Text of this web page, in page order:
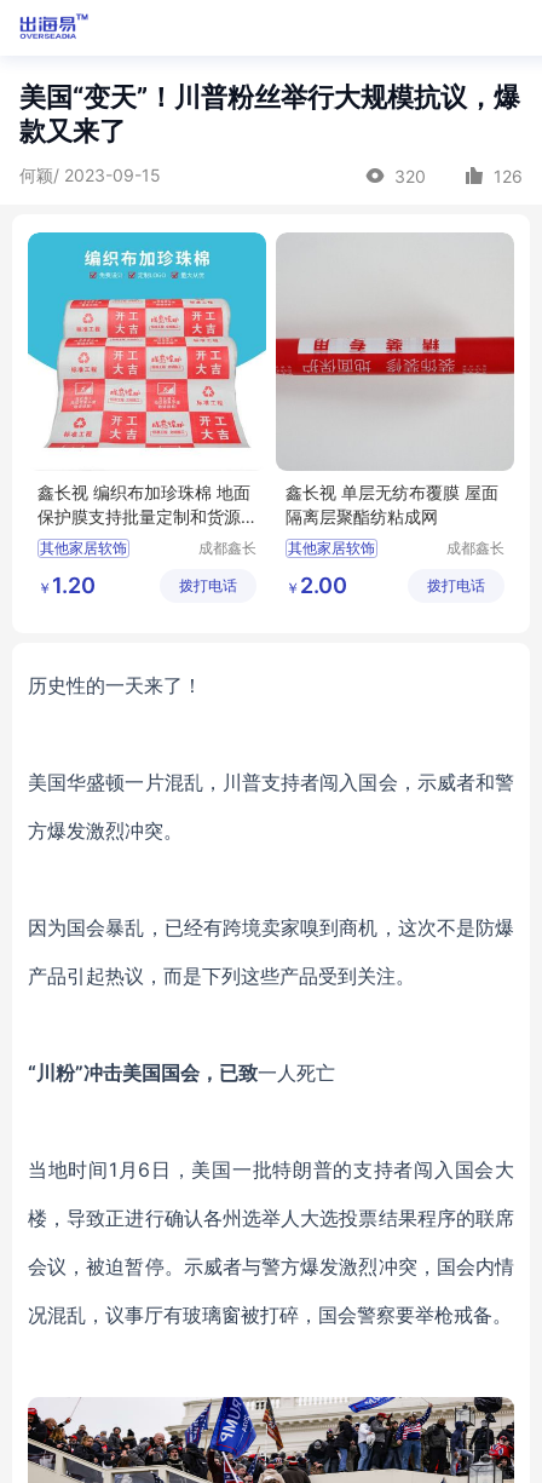
美国“变天”！川普粉丝举行大规模抗议，爆
款又来了
何颖/ 2023-09-15 320 126
鑫长视 编织布加珍珠棉 地面
保护膜支持批量定制和货源
充足
其他家居软饰
成都鑫长
料有限公
￥ 1.20 拨打电话
鑫长视 单层无纺布覆膜 屋面
隔离层聚酯纺粘成网
其他家居软饰
成都鑫长
料有限公
￥ 2.00 拨打电话
历史性的一天来了！
美国华盛顿一片混乱，川普支持者闯入国会，示威者和警
方爆发激烈冲突。
因为国会暴乱，已经有跨境卖家嗅到商机，这次不是防爆
产品引起热议，而是下列这些产品受到关注。
“川粉”冲击美国国会，已致一人死亡
当地时间1月6日，美国一批特朗普的支持者闯入国会大
楼，导致正进行确认各州选举人大选投票结果程序的联席
会议，被迫暂停。示威者与警方爆发激烈冲突，国会内情
况混乱，议事厅有玻璃窗被打碎，国会警察要举枪戒备。